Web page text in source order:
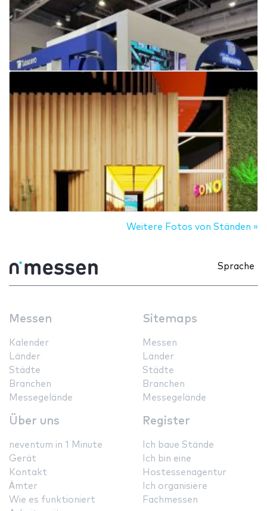
Weitere Fotos von Ständen »
Sprache
Messen
Kalender
Länder
Städte
Branchen
Messegelände
Sitemaps
Messen
Länder
Städte
Branchen
Messegelände
Über uns
neventum in 1 Minute
Gerät
Kontakt
Ämter
Wie es funktioniert
Register
Ich baue Stände
Ich bin eine
Hostessenagentur
Ich organisiere
Fachmessen